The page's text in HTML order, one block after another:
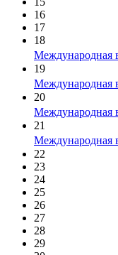
16
17
18
Международная
19
Международная
20
Международная
21
Международная
22
23
24
25
26
27
28
29